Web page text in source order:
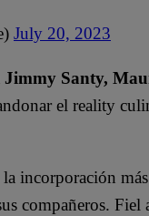
July 20, 2023
Jimmy Santy,
el reality
la incorporación
compañeros.